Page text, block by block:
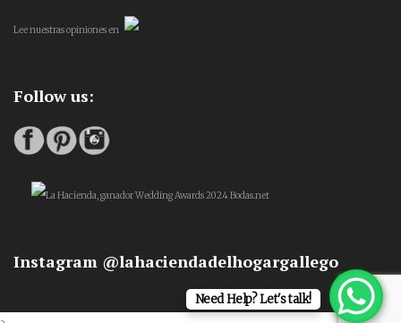
Leenuestras opinionesen
Follow us:
Instagram @lahaciendadelhogargallego
Need Help? Let's talk!